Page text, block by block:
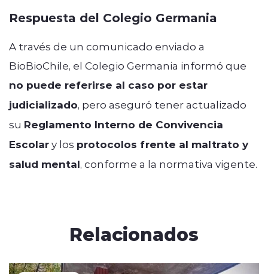
Respuesta del Colegio Germania
A través de un comunicado enviado a
BioBioChile, el Colegio Germania informó que
no puede referirse al caso por estar
judicializado, pero aseguró tener actualizado
su Reglamento Interno de Convivencia
Escolary los protocolos frente al maltrato y
salud mental, conforme a la normativa vigente.
Relacionados